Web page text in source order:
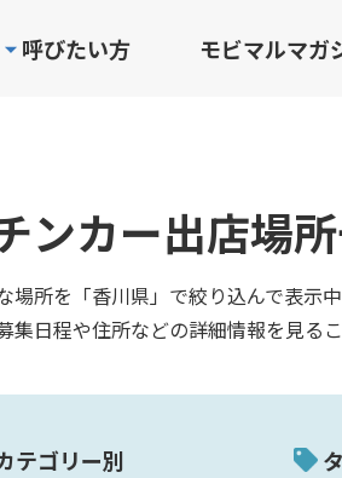
呼びたい方 モビマルマガ
ンカー出店場
場所を「香川県」で絞り込んで表示
集日程や住所などの詳細情報を見る
テゴリー別